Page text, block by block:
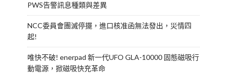
PWS告警訊息種類與差異
NCC委員會團滅停擺，進口核准函無法發出，災情四
起!
唯快不破! enerpad 新一代UFO GLA-10000 固態磁吸行
動電源，掀磁吸快充革命